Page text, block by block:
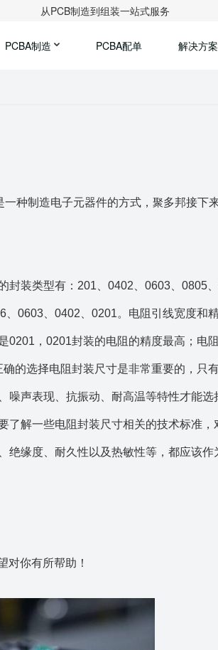
从PCB制造到组装一站式服务
PCBA制造 PCBA配单 解决方案
种制造电子元器件的方式， 聚多邦接下
装类型有：201、0402、0603、0805、
0603、0402、0201。电阻引线宽度和
0201，0201封装的电阻的精度最高；电
的选择电阻封装尺寸是非常重要的，只
噪声表现、抗振动、耐高温等特性才能选
了解一些电阻封装尺寸相关的技术标准，
绝缘度、耐久性以及热敏性等，都应该作
对你有所帮助！